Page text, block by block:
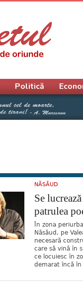
NĂSĂUD
Se
patrulea
În zona
Năsăud, pe
necesară
care să vină în
ce locuiesc în
demarat încă
Politică